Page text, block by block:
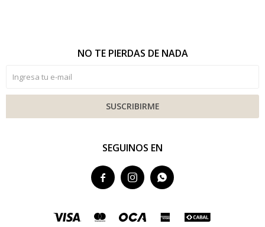
SEGUINOS EN
  
NO TE PIERDAS DE NADA
SUSCRIBIRME